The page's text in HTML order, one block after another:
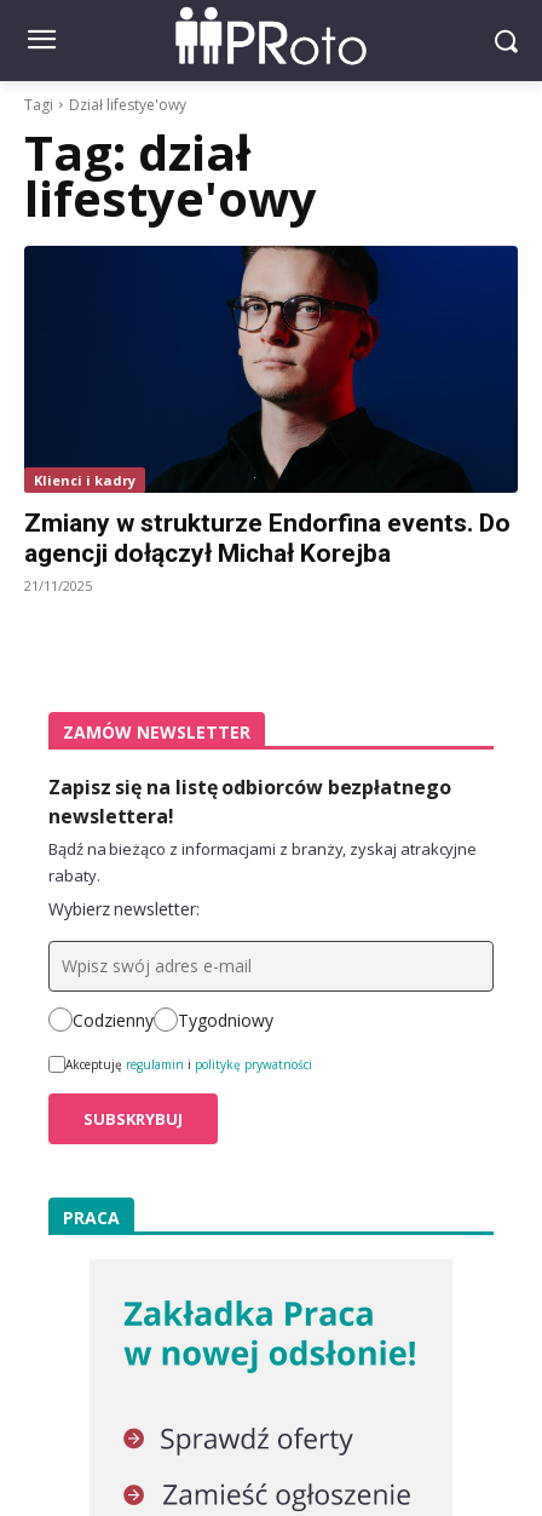
Tagi Dział lifestye'owy
Tag: dział
lifestye'owy
Klienci i kadry
Zmiany w strukturze Endorfina events. Do
agencji dołączył Michał Korejba
21/11/2025
ZAMÓW NEWSLETTER
Zapisz się na listę odbiorców bezpłatnego
newslettera!
Bądź na bieżąco z informacjami z branży, zyskaj atrakcyjne
rabaty.
Wybierz newsletter:
Codzienny Tygodniowy
Akceptuję regulamin i politykę prywatności
PRACA